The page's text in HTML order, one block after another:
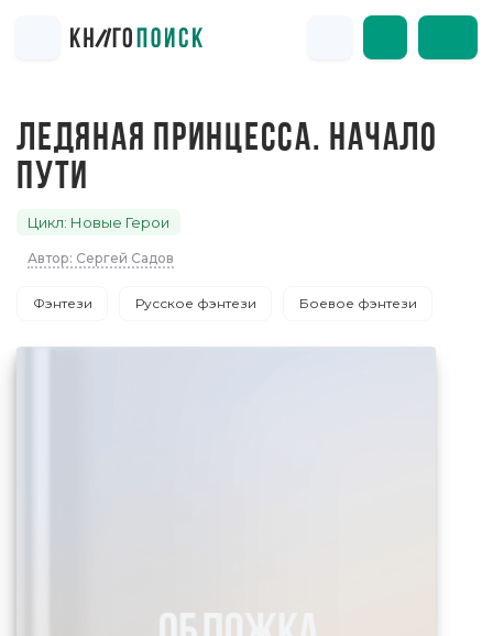
ЛЕДЯНАЯ ПРИНЦЕССА. НАЧАЛО
ПУТИ
Цикл: Новые Герои
Автор: Сергей Садов
Фэнтези Русское фэнтези Боевое фэнтези